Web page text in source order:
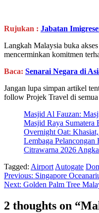
Rujukan : Jabatan
Langkah Malaysia buka
mencerminkan komitmen
Baca: Senarai Negara di
Jangan lupa simpan artikel
follow Projek Travel di
Masjid Al Fauzan:
Masjid Raya Sumatera
Overnight Oat:
Lembaga
Citrawarna 2026
Tagged: AirportAutogate
Post
navigation
Previous: Singapore
Next: Golden Palm Tree
2 thoughts on “